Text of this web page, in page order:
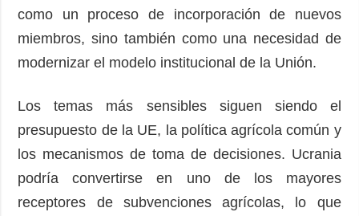
como un proceso de incorporación de nuevos
miembros, sino también como una necesidad de
modernizar el modelo institucional de la Unión.
Los temas más sensibles siguen siendo el
presupuesto de la UE, la política agrícola común y
los mecanismos de toma de decisiones. Ucrania
podría convertirse en uno de los mayores
receptores de subvenciones agrícolas, lo que